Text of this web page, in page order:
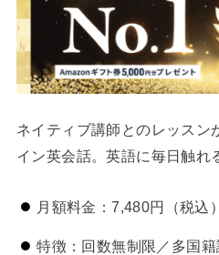
ネイティブ講師とのレッスン
イン英会話。英語に毎日触れ
月額料金：7,480円（税込）
特徴：回数無制限／多国